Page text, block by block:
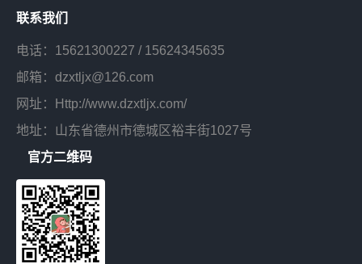
联系我们
电话： 15621300227 / 15624345635
邮箱：dzxtljx@126.com
网址：Http://www.dzxtljx.com/
地址：山东省德州市德城区裕丰街1027号
官方二维码